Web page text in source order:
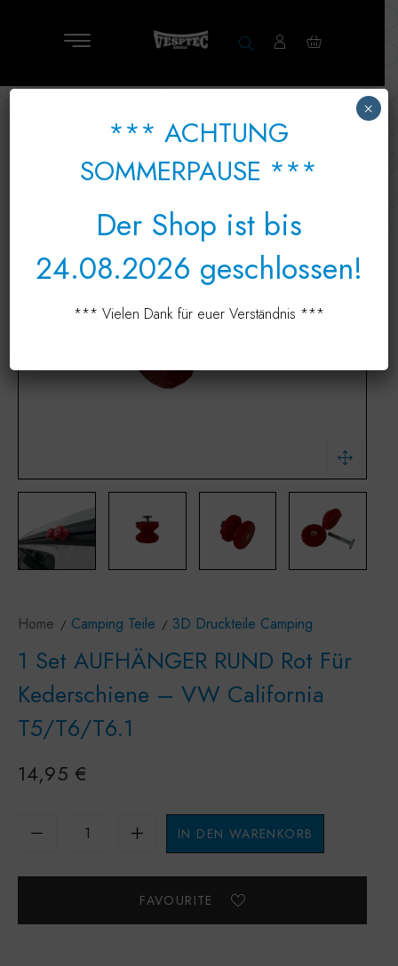
Home Camping Teile 3D Druckteile Camping
1 Set AUFHÄNGER RUND Rot Für
Kederschiene – VW California
T5/T6/T6.1
14,95 €
IN DEN WARENKORB
*** ACHTUNG
SOMMERPAUSE ***
Der Shop ist bis
24.08.2026 geschlossen!
*** Vielen Dank für euer Verständnis ***
×